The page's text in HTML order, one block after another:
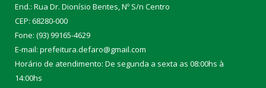
End.: Rua Dr. Dionísio Bentes, Nº S/n Centro
CEP: 68280-000
Fone: (93) 99165-4629
E-mail: prefeitura.defaro@gmail.com
Horário de atendimento: De segunda a sexta as 08:00hs à
14:00hs